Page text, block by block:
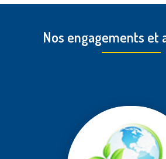
Nos engagements et